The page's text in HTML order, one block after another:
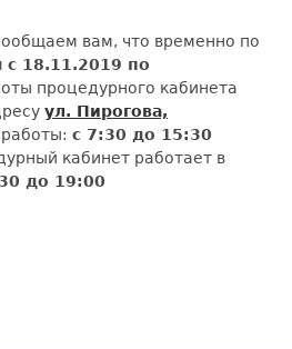
вам, что временно по
с 18.11.2019 по
процедурного кабинета
ул. Пирогова,
с 7:30 до 15:30
кабинет работает в
до 19:00